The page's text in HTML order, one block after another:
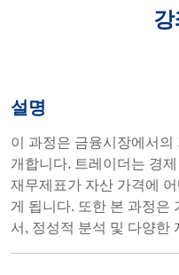
설명
이 과정은 금융시장에서
개합니다. 트레이더는 경
재무제표가 자산 가격에
게 됩니다. 또한 본 과정은
서, 정성적 분석 및 다양한